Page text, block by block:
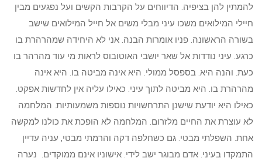
להמתין להן בציפיה. הדיווחים על הקרבות הקשים ועל נפגעים מבין
חיילי המילואים משכו עיני מבלי משים אל חייל המילואים שישב
בשורה הראשונה. פניו אומרות הבנה. אני לא היחידה שמהרהרת בו
כרגע. עיני נודדות אל שאר יושבי האוטובוס לראות מי עוד מהרהר בו
כעת. והנה היא. בספסל ממולי. היא אינה מביטה בו. היא אינה
מהרהרת בו. היא מביטה לתוך עיני. כאילו עליה אין לחדשות אפקט.
כאילו היא יודעת שישנן התרחשויות נוספות משמעותיות. המלחמה
לא עוצרת את החיים מלזרום. המלחמה לא הופכת את כולנו למקשה
אחת. השפלתי מבטי. גם כשחלפה דקה והרמתי מבטי, עניה עדיין
התמקדו בעיני. אדם מבוגר ישב לידי. אישוניו אינם ממוקדים. נערה